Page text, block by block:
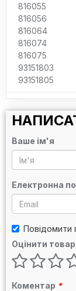
816055
816056
816064
816074
816075
93151803
93151805
Ваше ім'я
Електронна
Повідомити
Оцінити товар
Коментар *